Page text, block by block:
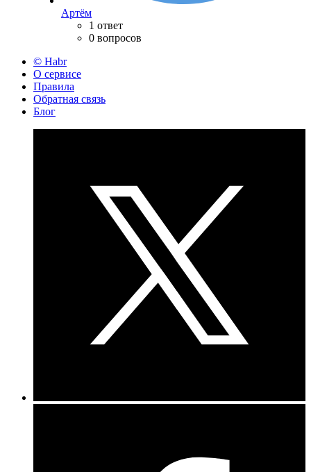
Артём
1 ответ
0 вопросов
© Habr
О сервисе
Правила
Обратная связь
Блог